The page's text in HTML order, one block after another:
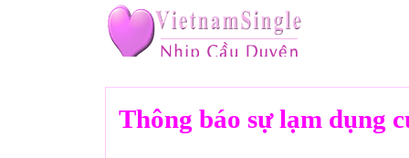
Thông báo sự lạm dụng